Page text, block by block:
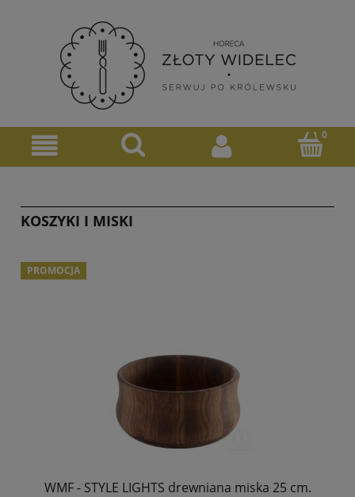
KOSZYKI I MISKI
WMF - STYLE LIGHTS drewniana miska 25 cm.
PROMOCJA